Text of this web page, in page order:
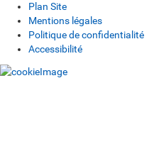
Plan Site
Mentions légales
Politique de confidentialité
Accessibilité